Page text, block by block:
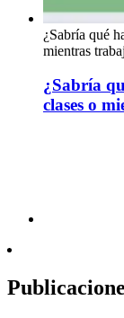
¿Sabría qué
mientras
¿Sabría
clases o